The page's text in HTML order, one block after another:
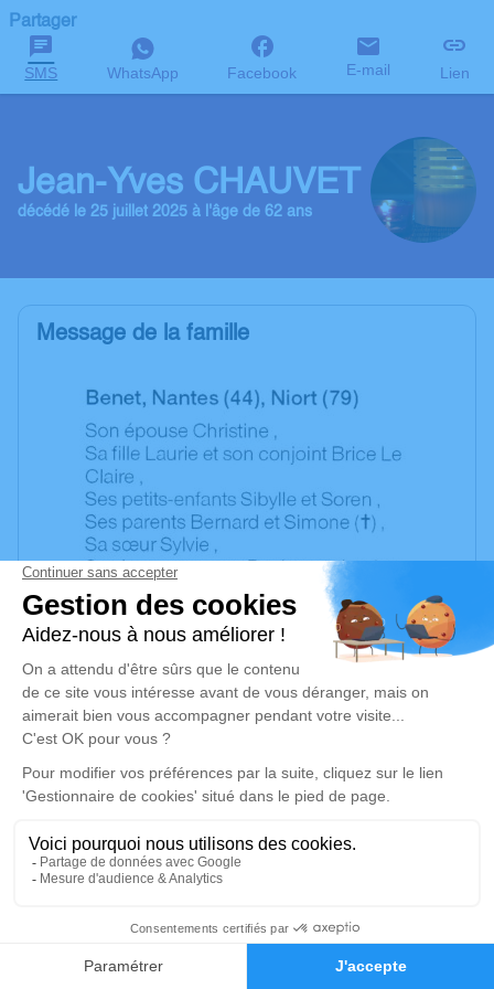
Faire-part Hommages
Partager
SMS WhatsApp Facebook E-mail Lien
Jean-Yves CHAUVET
décédé le 25 juillet 2025 à l'âge de 62 ans
Message de la famille